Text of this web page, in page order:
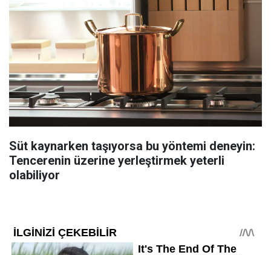
Süt kaynarken taşıyorsa bu yöntemi deneyin:
Tencerenin üzerine yerleştirmek yeterli
olabiliyor